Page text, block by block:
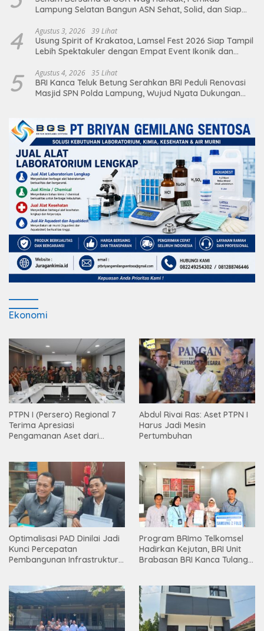
Lampung Selatan Bangun ASN Sehat, Solid, dan Siap
4 Agustus 3, 2026 39 Lihat
Usung Spirit of Krakatoa, Lamsel Fest 2026 Siap Tampil
Lebih Spektakuler dengan Empat Event Ikonik dan
5 Agustus 4, 2026 35 Lihat
BRI Kanca Teluk Betung Serahkan BRI Peduli Renovasi
Masjid SPN Polda Lampung, Wujud Nyata Dukungan
Ekonomi
PTPN I (Persero) Regional 7
Terima Apresiasi
Pengamanan Aset dari
Abdul Rivai Ras: Aset PTPN I
Harus Jadi Mesin
Pertumbuhan
Optimalisasi PAD Dinilai Jadi
Kunci Percepatan
Pembangunan Infrastruktur
Program BRImo Telkomsel
Hadirkan Kejutan, BRI Unit
Brabasan BRI Kanca Tulang
Mesuji